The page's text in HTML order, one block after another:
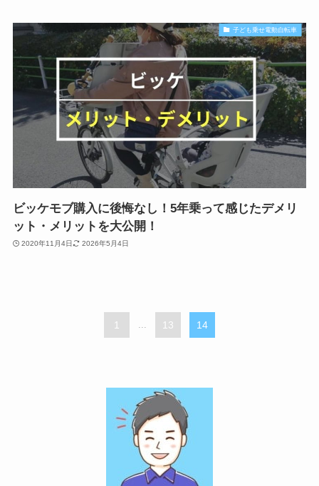
子ども乗せ電動自転車
ビッケモブ購入に後悔なし！5年乗って感じたデメリ
ット・メリットを大公開！
2020年11月4日 2026年5月4日
1 13 14